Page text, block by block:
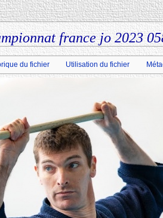
france jo 2023
du fichier Utilisation du fichier